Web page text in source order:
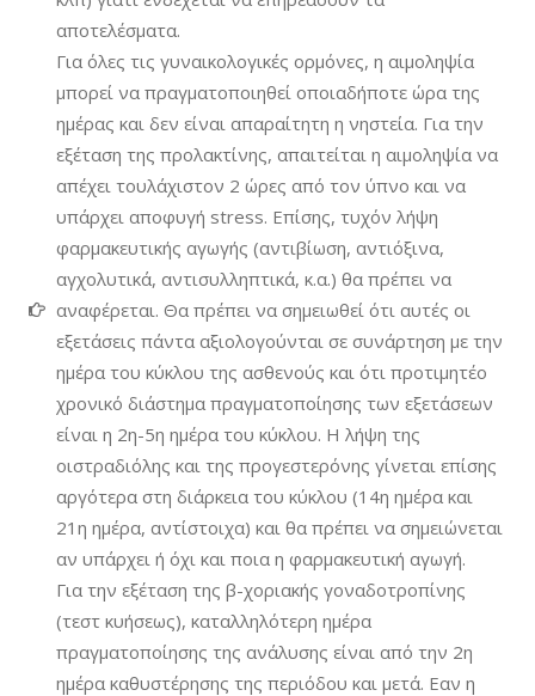
αποτελέσματα.
Για όλες τις γυναικολογικές ορμόνες, η αιμοληψία
μπορεί να πραγματοποιηθεί οποιαδήποτε ώρα της
ημέρας και δεν είναι απαραίτητη η νηστεία. Για την
εξέταση της προλακτίνης, απαιτείται η αιμοληψία να
απέχει τουλάχιστον 2 ώρες από τον ύπνο και να
υπάρχει αποφυγή stress. Επίσης, τυχόν λήψη
φαρμακευτικής αγωγής (αντιβίωση, αντιόξινα,
αγχολυτικά, αντισυλληπτικά, κ.α.) θα πρέπει να
αναφέρεται. Θα πρέπει να σημειωθεί ότι αυτές οι
εξετάσεις πάντα αξιολογούνται σε συνάρτηση με την
ημέρα του κύκλου της ασθενούς και ότι προτιμητέο
χρονικό διάστημα πραγματοποίησης των εξετάσεων
είναι η 2η-5η ημέρα του κύκλου. Η λήψη της
οιστραδιόλης και της προγεστερόνης γίνεται επίσης
αργότερα στη διάρκεια του κύκλου (14η ημέρα και
21η ημέρα, αντίστοιχα) και θα πρέπει να σημειώνεται
αν υπάρχει ή όχι και ποια η φαρμακευτική αγωγή.
Για την εξέταση της β-χοριακής γοναδοτροπίνης
(τεστ κυήσεως), καταλληλότερη ημέρα
πραγματοποίησης της ανάλυσης είναι από την 2η
ημέρα καθυστέρησης της περιόδου και μετά. Εαν η